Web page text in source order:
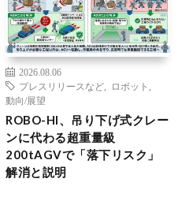
2026.08.06
プレスリリースなど
ロボット
動向/展望
ROBO-HI、吊り下げ式クレー
ンに代わる超重量級
200tAGVで「落下リスク」
解消と説明